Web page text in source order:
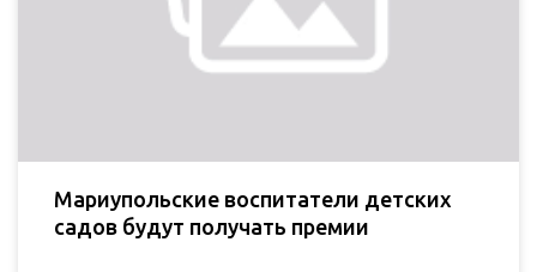
Мариупольские воспитатели детских
садов будут получать премии